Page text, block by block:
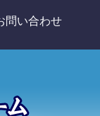
問い合わせ